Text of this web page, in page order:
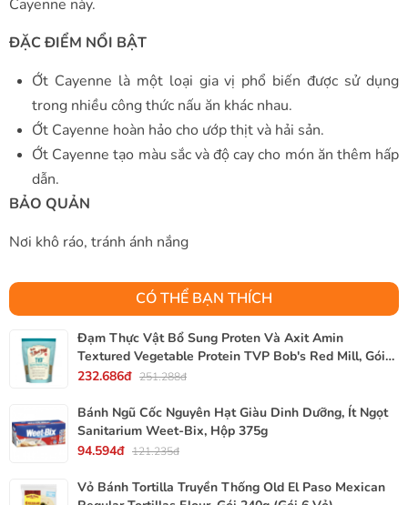
Cayenne này.
ĐẶC ĐIỂM NỔI BẬT
Ớt Cayenne là một loại gia vị phổ biến được sử dụng
trong nhiều công thức nấu ăn khác nhau.
Ớt Cayenne hoàn hảo cho ướp thịt và hải sản.
Ớt Cayenne tạo màu sắc và độ cay cho món ăn thêm hấp
dẫn.
BẢO QUẢN
Nơi khô ráo, tránh ánh nắng
CÓ THỂ BẠN THÍCH
Đạm Thực Vật Bổ Sung Proten Và Axit Amin
Textured Vegetable Protein TVP Bob's Red Mill, Gói
340g, 12 Oz.
232.686đ 251.288đ
Bánh Ngũ Cốc Nguyên Hạt Giàu Dinh Dưỡng, Ít Ngọt
Sanitarium Weet-Bix, Hộp 375g
94.594đ 121.235đ
Vỏ Bánh Tortilla Truyền Thống Old El Paso Mexican